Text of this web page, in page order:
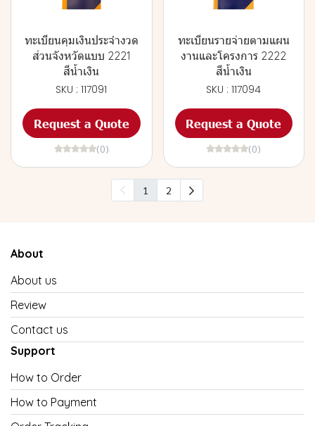
ทะเบียนคุมเงินประจำงวด
ส่วนจังหวัดแบบ 2221
สีน้ำเงิน
SKU : 117091
Request a Quote
(0)
ทะเบียนรายจ่ายตามแผน
งานและโครงการ 2222
สีน้ำเงิน
SKU : 117094
Request a Quote
(0)
1 2
About
About us
Review
Contact us
Support
How to Order
How to Payment